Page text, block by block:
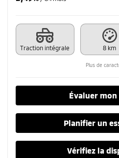
Traction intégrale 8 km
Plus de
Évaluer mon
Planifier un
Vérifiez la